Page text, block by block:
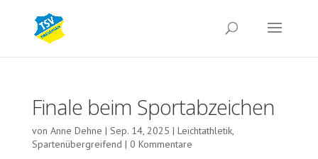
Finale beim Sportabzeichen
von Anne Dehne | Sep. 14, 2025 | Leichtathletik,
Spartenübergreifend | 0 Kommentare